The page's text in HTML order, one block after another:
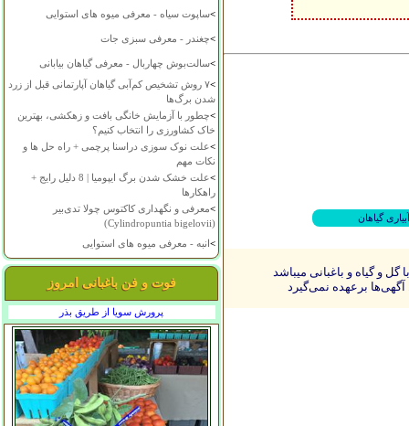
>ساپوت سیاه - معرفی میوه های استوایی
>چغندر - معرفی سبزی جات
>سالت‌بوش چهاربال - معرفی گیاهان بیابانی
>
۷ روش تشخیص کم‌آبی گیاهان آپارتمانی قبل از زرد
شدن برگ‌ها
>چطور با آزمایش خانگی بافت و زهکشی، بهترین
خاک کشاورزی را انتخاب کنیم؟
>علت نوک سوزی دراسنا پرچمی + راه حل ها و
نکات مهم
>
علت خشک شدن برگ ایپومیا | 8 دلیل رایج +
راهکارها
>معرفی و نگهداری کاکتوس چولا تدی‌بیر
(Cylindropuntia bigelovii)
>انبه - معرفی میوه های استوایی
فوت و فن باغبانی امروز
پرورش سویا از طریق بذر
آبیاری گیاهان
و گیاه و باغبانی میباشد
آگهی‌ها برعهده نمی‌گیرد